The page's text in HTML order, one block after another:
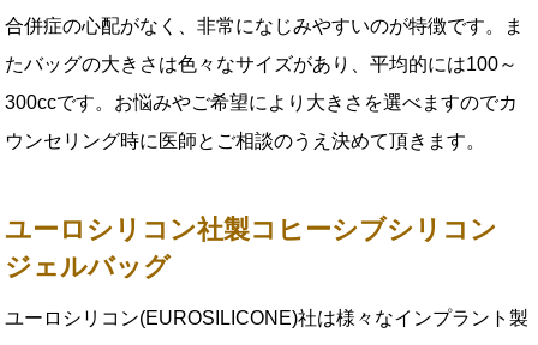
合併症の心配がなく、非常になじみやすいのが特徴です。ま
たバッグの大きさは色々なサイズがあり、平均的には100～
300ccです。お悩みやご希望により大きさを選べますのでカ
ウンセリング時に医師とご相談のうえ決めて頂きます。
ユーロシリコン社製コヒーシブシリコン
ジェルバッグ
ユーロシリコン(EUROSILICONE)社は様々なインプラント製